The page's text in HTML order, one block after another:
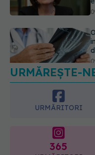
URMĂREȘTE-
URMĂRITORI
365